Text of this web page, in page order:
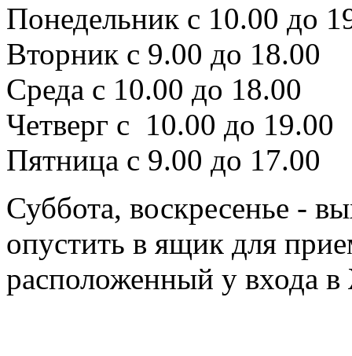
Понедельник с 10.00 до
Вторник с 9.00 до 18.00
Среда с 10.00 до 18.00
Четверг с 10.00 до 19.00
Пятница с 9.00 до 17.00
Суббота, воскресенье -
опустить в ящик для
расположенный у входа